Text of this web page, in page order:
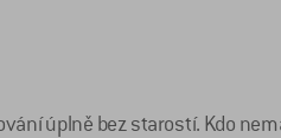
úplně bez starostí. Kdo